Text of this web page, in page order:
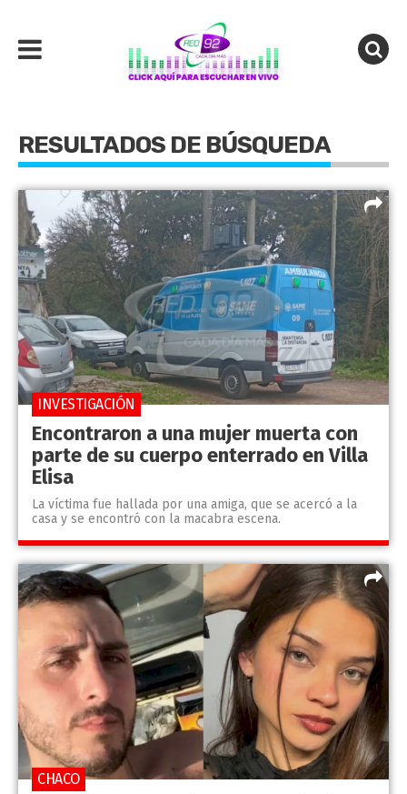
RESULTADOS DE BÚSQUEDA
Encontraron a una mujer muerta con
parte de su cuerpo enterrado en Villa
Elisa
La víctima fue hallada por una amiga, que se acercó a la
casa y se encontró con la macabra escena.
INVESTIGACIÓN
CHACO